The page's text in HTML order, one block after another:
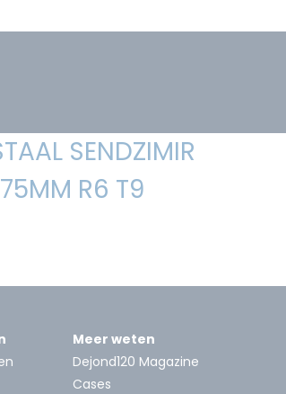
SENDZIMIR
R6 T9
Meer weten
Dejond120 Magazine
Cases